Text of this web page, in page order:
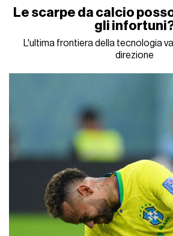
Le scarpe da calcio
gli
L'ultima frontiera della tecnologia
direzione